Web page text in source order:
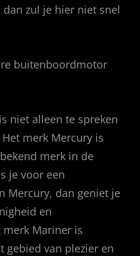
zul je hier niet snel
buitenboordmotor
niet alleen te spreken
merk Mercury is
merk in de
je voor een
Mercury, dan geniet je
en
Mariner is
gebied van plezier en